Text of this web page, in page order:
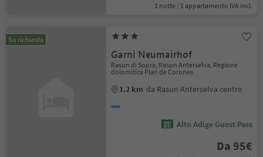
1 notte / 1 appartamento IVA incl.
Su richiesta
Garni Neumairhof
Rasun di Sopra, Rasun Anterselva, Regione
dolomitica Plan de Corones
1.2 km da Rasun Anterselva centro
Alto Adige Guest Pass
Da 95€